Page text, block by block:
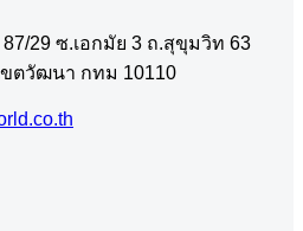
29 ซ.เอกมัย 3 ถ.สุขุมวิท 63
ตวัฒนา กทม 10110